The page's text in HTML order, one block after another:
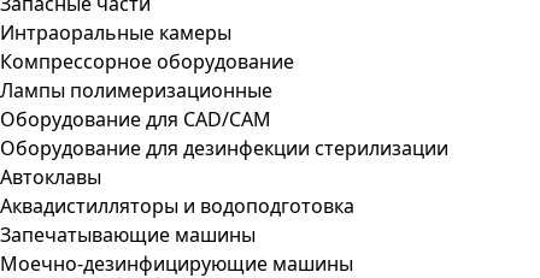
Интраоральные камеры
Компрессорное оборудование
Лампы полимеризационные
Оборудование для CAD/CAM
Оборудование для дезинфекции стерилизации
Автоклавы
Аквадистилляторы и водоподготовка
Запечатывающие машины
Моечно-дезинфицирующие машины